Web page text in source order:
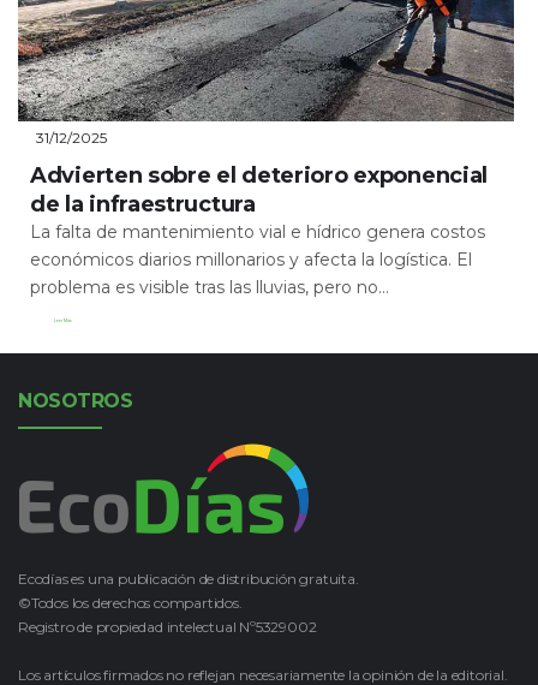
31/12/2025
Advierten sobre el deterioro exponencial
de la infraestructura
La falta de mantenimiento vial e hídrico genera costos
económicos diarios millonarios y afecta la logística. El
problema es visible tras las lluvias, pero no...
Leer Más
NOSOTROS
Ecodías es una publicación de distribución gratuita.
©Todos los derechos compartidos.
Registro de propiedad intelectual Nº5329002
Los artículos firmados no reflejan necesariamente la opinión de la editorial.